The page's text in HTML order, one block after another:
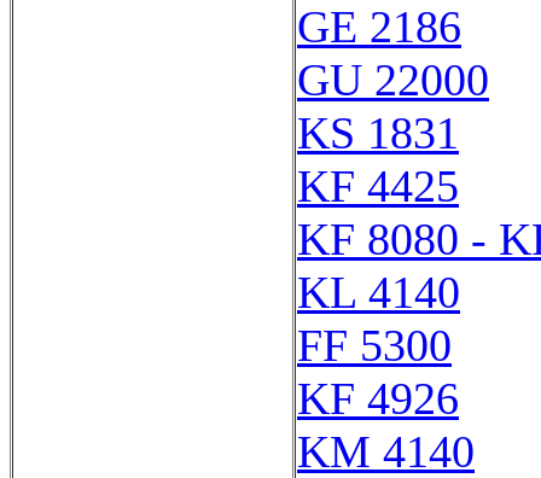
GE 2186
GU 22000
KS 1831
KF 4425
KF 8080 -
KL 4140
FF 5300
KF 4926
KM 4140